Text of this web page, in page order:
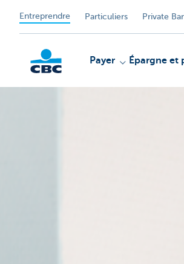
Entreprendre Particuliers Private
Payer Épargne et